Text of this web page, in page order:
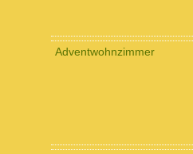
Adventwohnzimmer